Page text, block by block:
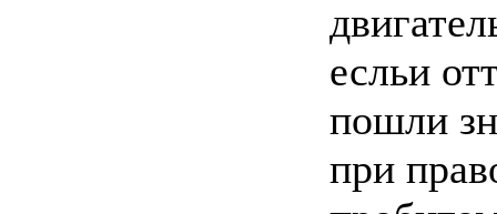
есльи
пошли
при